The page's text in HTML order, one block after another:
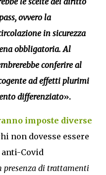
ovvero la
in sicurezza
obbligatoria. Al
conferire al
ad effetti plurimi
differenziato».
imposte diverse
non dovesse essere
Covid
presenza di trattamenti